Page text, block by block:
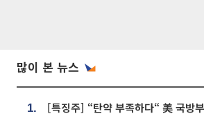
많이 본 뉴스
1.